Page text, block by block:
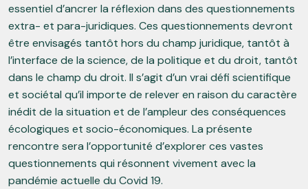
essentiel d’ancrer la réflexion dans des questionnements
extra- et para-juridiques. Ces questionnements devront
être envisagés tantôt hors du champ juridique, tantôt à
l’interface de la science, de la politique et du droit, tantôt
dans le champ du droit. Il s’agit d’un vrai défi scientifique
et sociétal qu’il importe de relever en raison du caractère
inédit de la situation et de l’ampleur des conséquences
écologiques et socio-économiques. La présente
rencontre sera l’opportunité d’explorer ces vastes
questionnements qui résonnent vivement avec la
pandémie actuelle du Covid 19.